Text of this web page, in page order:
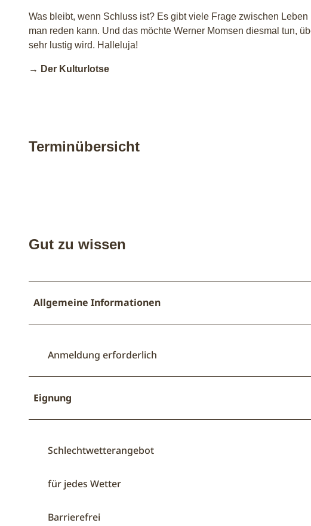
Was bleibt, wenn Schluss ist? Es gibt viele Frage zwischen
man reden kann. Und das möchte Werner Momsen diesmal tun,
sehr lustig wird. Halleluja!
→ Der Kulturlotse
Terminübersicht
Gut zu wissen
Allgemeine Informationen
Anmeldung erforderlich
Eignung
Schlechtwetterangebot
für jedes Wetter
Barrierefrei